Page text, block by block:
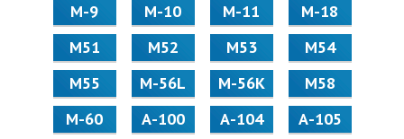
М-9
М-10 М-11
М-18
М51
М52 М53
М54
М55
M-56L M-56K
М58
M-60
А-100 А-104
А-105